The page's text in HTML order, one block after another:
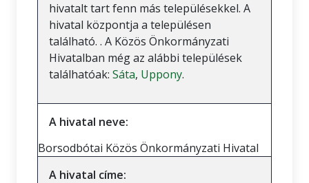
hivatalt tart fenn más településekkel. A
hivatal központja a településen
található. . A Közös Önkormányzati
Hivatalban még az alábbi települések
találhatóak: Sáta, Uppony.
A hivatal neve:
Borsodbótai Közös Önkormányzati Hivatal
A hivatal címe: